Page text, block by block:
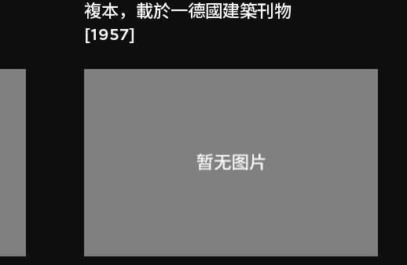
複本，載於一德國建築刊物
[1957]